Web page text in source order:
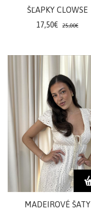
ŠĽAPKY CLOWSE
17,50€
25,00€
MADEIROVÉ ŠATY